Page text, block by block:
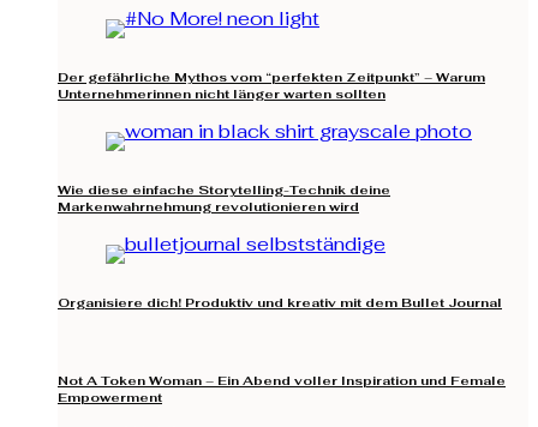
Der gefährliche Mythos vom “perfekten Zeitpunkt” – Warum
Unternehmerinnen nicht länger warten sollten
Wie diese einfache Storytelling-Technik deine
Markenwahrnehmung revolutionieren wird
Organisiere dich! Produktiv und kreativ mit dem Bullet Journal
Not A Token Woman – Ein Abend voller Inspiration und Female
Empowerment